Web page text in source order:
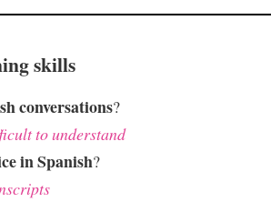
skills
conversations?
to understand
in Spanish?